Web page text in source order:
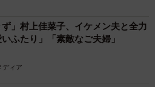
ず」村上佳菜子、イケメン夫と全力
ふたり」「素敵なご夫婦」
ディア